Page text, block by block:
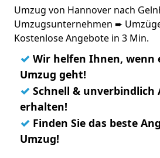
Umzug von Hannover nach
Umzugsunternehmen ➨
Kostenlose Angebote in 3 Min.
✓ Wir helfen Ihnen, wenn
Umzug geht!
✓ Schnell & unverbindlich
erhalten!
✓ Finden Sie das beste
Umzug!